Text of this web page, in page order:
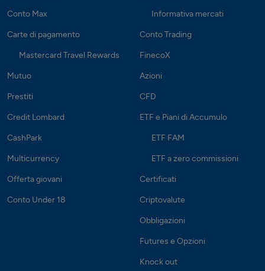
Conto Max
Carte di pagamento
Mastercard Travel Rewards
Mutuo
Prestiti
Credit Lombard
CashPark
Multicurrency
Offerta giovani
Conto Under 18
Informativa mercati
Conto Trading
FinecoX
Azioni
CFD
ETF e Piani di Accumulo
ETF FAM
ETF a zero commissioni
Certificati
Criptovalute
Obbligazioni
Futures e Opzioni
Knock out